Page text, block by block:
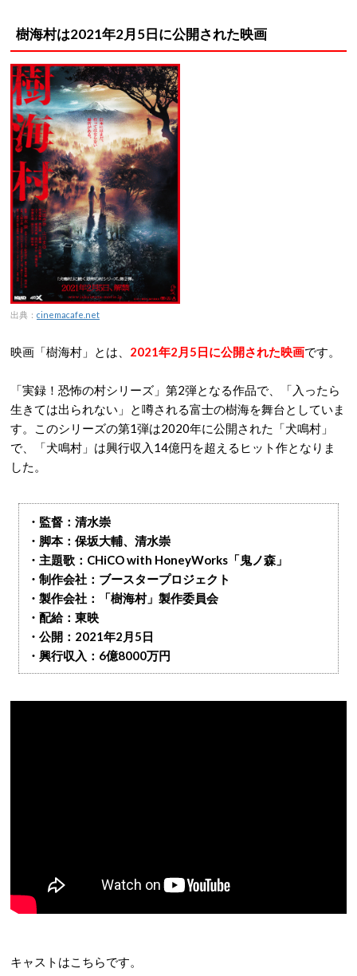
樹海村は2021年2月5日に公開された映画
出典： cinemacafe.net
映画「樹海村」とは、 2021年2月5日に公開された映画です。
「実録！恐怖の村シリーズ」第2弾となる作品で、「入ったら
生きては出られない」と噂される富士の樹海を舞台としていま
す。このシリーズの第1弾は2020年に公開された「犬鳴村」
で、「犬鳴村」は興行収入14億円を超えるヒット作となりま
した。
・監督：清水崇
・脚本：保坂大輔、清水崇
・主題歌：CHiCO with HoneyWorks「鬼ノ森」
・制作会社：ブースタープロジェクト
・製作会社：「樹海村」製作委員会
・配給：東映
・公開：2021年2月5日
・興行収入：6億8000万円
キャストはこちらです。